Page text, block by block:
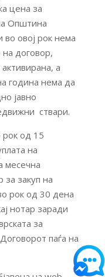
цена за
Општина
во овој рок нема
на договор,
а
година нема да
јавно
ствари.
рок од 15
на
месечна
за закуп на
рок од 30 дена
нотар заради
за
паѓа на